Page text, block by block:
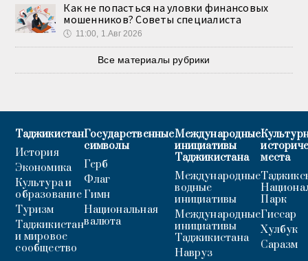
Как не попасться на уловки финансовых
мошенников? Советы специалиста
🕔 11:00, 1.Авг 2026
Все материалы рубрики
Таджикистан
История
Экономика
Культура и
образование
Туризм
Таджикистан
и мировое
сообщество
Государственные
символы
Герб
Флаг
Гимн
Национальная
валюта
Международные
инициативы
Таджикистана
Международные
водные
инициативы
Международные
инициативы
Таджикистана
Навруз
места
Парк
Гиссар
Хулбук
Саразм